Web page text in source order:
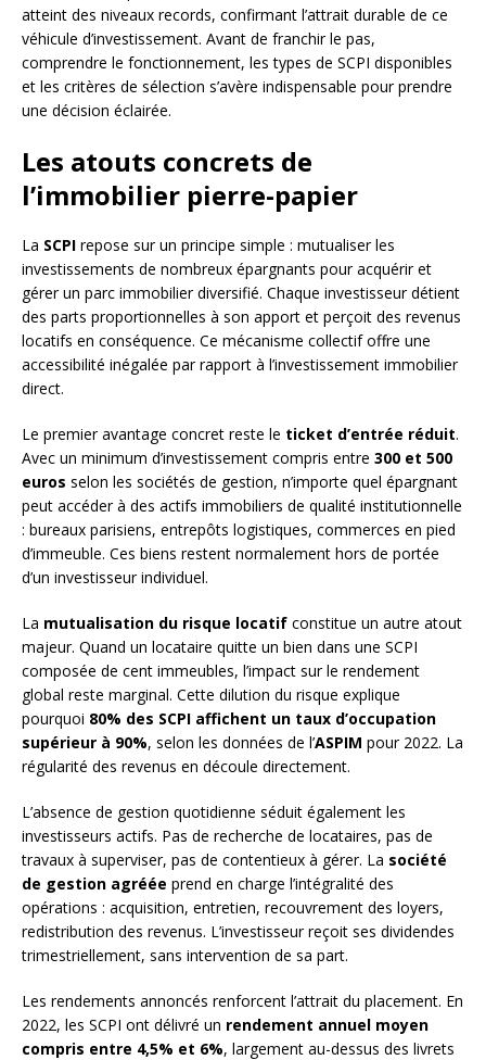
atteint des niveaux records, confirmant l’attrait durable de ce
véhicule d’investissement. Avant de franchir le pas,
comprendre le fonctionnement, les types de SCPI disponibles
et les critères de sélection s’avère indispensable pour prendre
une décision éclairée.
Les atouts concrets de
l’immobilier pierre-papier
La SCPI repose sur un principe simple : mutualiser les
investissements de nombreux épargnants pour acquérir et
gérer un parc immobilier diversifié. Chaque investisseur détient
des parts proportionnelles à son apport et perçoit des revenus
locatifs en conséquence. Ce mécanisme collectif offre une
accessibilité inégalée par rapport à l’investissement immobilier
direct.
Le premier avantage concret reste le ticket d’entrée réduit.
Avec un minimum d’investissement compris entre 300 et 500
euros selon les sociétés de gestion, n’importe quel épargnant
peut accéder à des actifs immobiliers de qualité institutionnelle
: bureaux parisiens, entrepôts logistiques, commerces en pied
d’immeuble. Ces biens restent normalement hors de portée
d’un investisseur individuel.
La mutualisation du risque locatif constitue un autre atout
majeur. Quand un locataire quitte un bien dans une SCPI
composée de cent immeubles, l’impact sur le rendement
global reste marginal. Cette dilution du risque explique
pourquoi 80% des SCPI affichent un taux d’occupation
supérieur à 90%, selon les données de l’ASPIM pour 2022. La
régularité des revenus en découle directement.
L’absence de gestion quotidienne séduit également les
investisseurs actifs. Pas de recherche de locataires, pas de
travaux à superviser, pas de contentieux à gérer. La société
de gestion agréée prend en charge l’intégralité des
opérations : acquisition, entretien, recouvrement des loyers,
redistribution des revenus. L’investisseur reçoit ses dividendes
trimestriellement, sans intervention de sa part.
Les rendements annoncés renforcent l’attrait du placement. En
2022, les SCPI ont délivré un rendement annuel moyen
compris entre 4,5% et 6%, largement au-dessus des livrets